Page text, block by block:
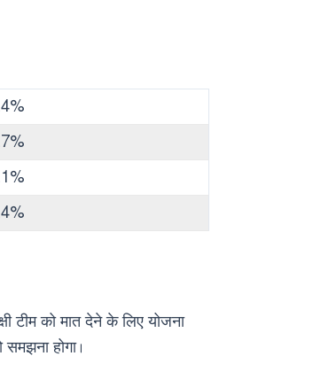
टीम को मात देने के लिए योजना
होगा।